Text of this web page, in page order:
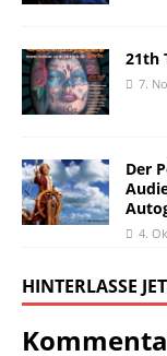
21th
7.
Der
4.
HINTERLASSE